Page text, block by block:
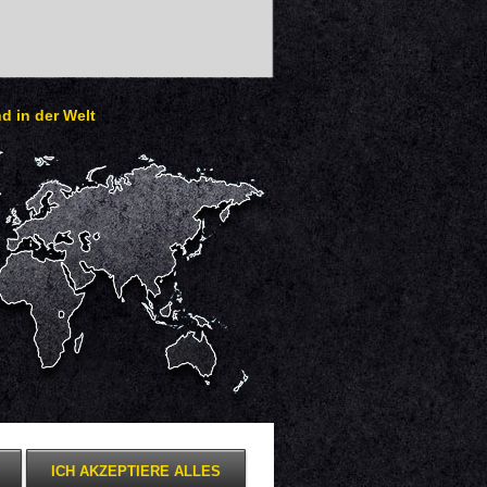
in der Welt
Mobile Darstellung
ICH AKZEPTIERE ALLES